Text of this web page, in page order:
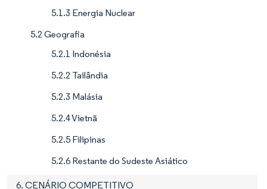
5.1.3 Energia Nuclear
5.2 Geografia
5.2.1 Indonésia
5.2.2 Tailândia
5.2.3 Malásia
5.2.4 Vietnã
5.2.5 Filipinas
5.2.6 Restante do Sudeste Asiático
6. CENÁRIO COMPETITIVO